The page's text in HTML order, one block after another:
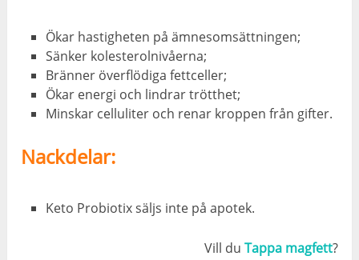
Ökar hastigheten på ämnesomsättningen;
Sänker kolesterolnivåerna;
Bränner överflödiga fettceller;
Ökar energi och lindrar trötthet;
Minskar celluliter och renar kroppen från gifter.
Nackdelar:
Keto Probiotix säljs inte på apotek.
Vill du Tappa magfett?